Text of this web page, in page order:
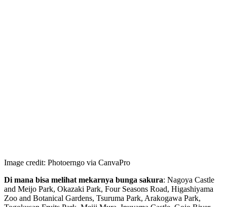
Image credit: Photoerngo via CanvaPro
Di mana bisa melihat mekarnya bunga sakura: Nagoya Castle
and Meijo Park, Okazaki Park, Four Seasons Road, Higashiyama
Zoo and Botanical Gardens, Tsuruma Park, Arakogawa Park,